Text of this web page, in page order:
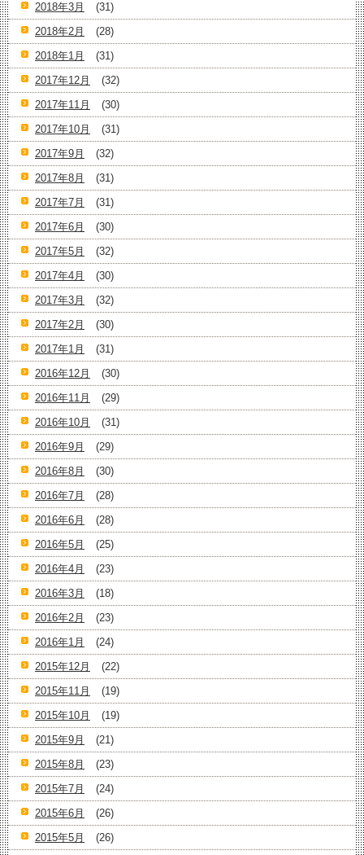
2018年3月
(31)
2018年2月
(28)
2018年1月
(31)
2017年12月
(32)
2017年11月
(30)
2017年10月
(31)
2017年9月
(32)
2017年8月
(31)
2017年7月
(31)
2017年6月
(30)
2017年5月
(32)
2017年4月
(30)
2017年3月
(32)
2017年2月
(30)
2017年1月
(31)
2016年12月
(30)
2016年11月
(29)
2016年10月
(31)
2016年9月
(29)
2016年8月
(30)
2016年7月
(28)
2016年6月
(28)
2016年5月
(25)
2016年4月
(23)
2016年3月
(18)
2016年2月
(23)
2016年1月
(24)
2015年12月
(22)
2015年11月
(19)
2015年10月
(19)
2015年9月
(21)
2015年8月
(23)
2015年7月
(24)
2015年6月
(26)
2015年5月
(26)